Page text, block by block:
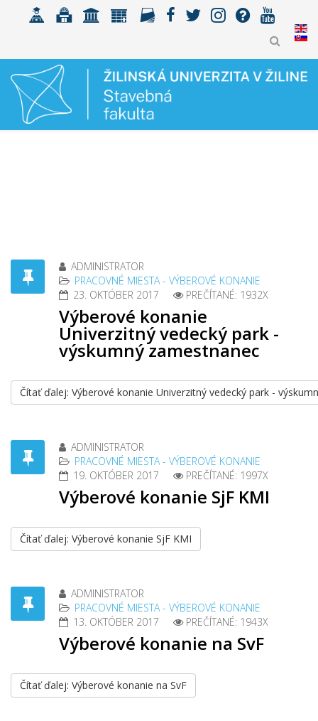
ADMINISTRATOR
PRACOVNÉ MIESTA - VÝBEROVÉ KONANIE
23. OKTÓBER 2017
PREČÍTANÉ: 1932X
Výberové konanie
Univerzitný vedecký park -
výskumný zamestnanec
Čítať ďalej: Výberové konanie Univerzitný vedecký park -
ADMINISTRATOR
PRACOVNÉ MIESTA - VÝBEROVÉ KONANIE
19. OKTÓBER 2017
PREČÍTANÉ: 1997X
Výberové konanie SjF KMI
Čítať ďalej: Výberové konanie SjF KMI
ADMINISTRATOR
PRACOVNÉ MIESTA - VÝBEROVÉ KONANIE
13. OKTÓBER 2017
PREČÍTANÉ: 1943X
Výberové konanie na SvF
Čítať ďalej: Výberové konanie na SvF